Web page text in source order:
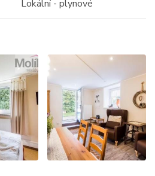
Lokální - plynové